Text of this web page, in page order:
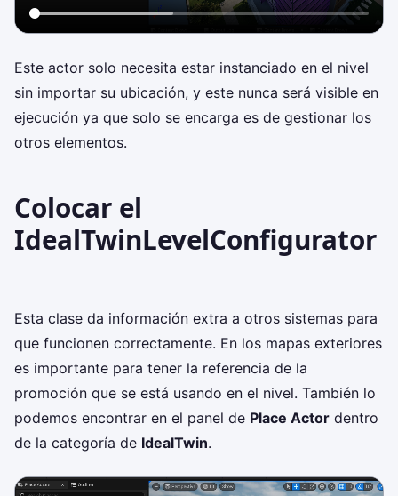
Este actor solo necesita estar instanciado en el nivel
sin importar su ubicación, y este nunca será visible en
ejecución ya que solo se encarga es de gestionar los
otros elementos.
Colocar el
IdealTwinLevelConfigurator
Esta clase da información extra a otros sistemas para
que funcionen correctamente. En los mapas exteriores
es importante para tener la referencia de la
promoción que se está usando en el nivel. También lo
podemos encontrar en el panel de Place Actor dentro
de la categoría de IdealTwin.